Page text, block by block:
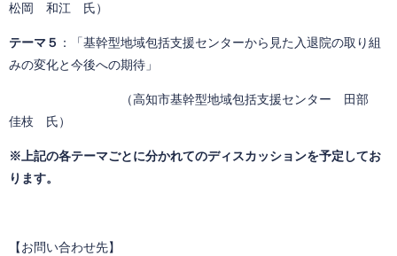
松岡 和江 氏）
テーマ５ ：「基幹型地域包括支援センターから見た入退院の取り組
みの変化と今後への期待」
（高知市基幹型地域包括支援センター 田部
佳枝 氏）
※上記の各テーマごとに分かれてのディスカッションを予定してお
ります。
【お問い合わせ先】